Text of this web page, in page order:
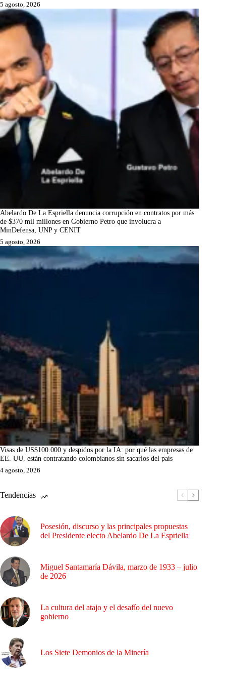
5 agosto, 2026
Abelardo De La Espriella denuncia corrupción en contratos por más
de $370 mil millones en Gobierno Petro que involucra a
MinDefensa, UNP y CENIT
5 agosto, 2026
Visas de US$100.000 y despidos por la IA: por qué las empresas de
EE. UU. están contratando colombianos sin sacarlos del país
4 agosto, 2026
Tendencias
Posesión, discurso y las principales propuestas
del Presidente electo Abelardo De La Espriella
Miguel Santamaría Dávila, marzo de 1933 – julio
de 2026
La cultura del atajo y el desafío del nuevo
gobierno
Los Siete Demonios de la Minería